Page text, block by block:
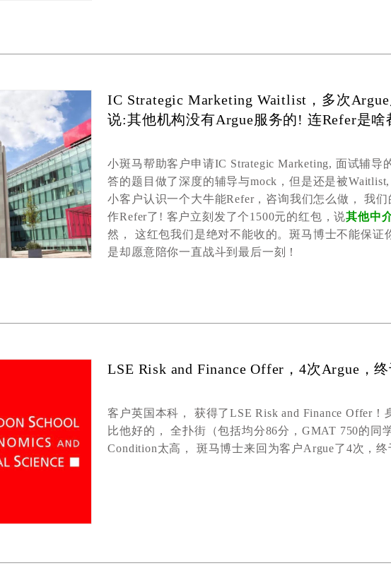
IC Strategic Marketing Waitlist，多次
说:其他机构没有Argue服务的! 连Refer是啥
小斑马帮助客户申请IC Strategic Marketing, 面试辅导
答的题目做了深度的辅导与mock ，但是还是被
小客户认识一个大牛能Refer，咨询我们怎么做，我们
作Refer了 ! 客户立刻发了个1500元的红包，说其他中
然，
这红包我们是绝对不能收的。斑马博士不能保证
是却愿意陪你一直战斗到最后一刻！
LSE Risk and Finance Offer，4次Argue，终
客户英国本科 ， 获得了LSE Risk and FinanceOffer ！
比他好的 ，全扑街（包括均分86分 ， GMAT 750的同
Condition太高， 斑马博士来回为客户Argue了4次，终